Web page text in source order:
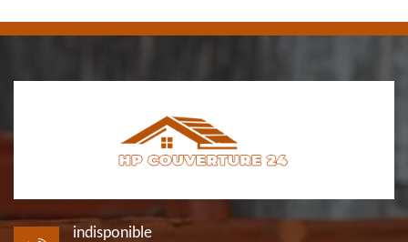
indisponible